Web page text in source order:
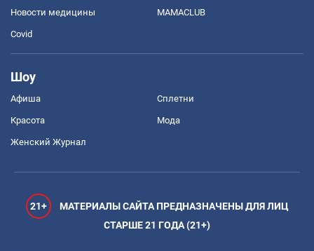
Новости медицины MAMACLUB
Covid
Шоу
Афиша Сплетни
Красота Мода
Женский Журнал
21+
МАТЕРИАЛЫ САЙТА ПРЕДНАЗНАЧЕНЫ ДЛЯ ЛИЦ
СТАРШЕ 21 ГОДА (21+)